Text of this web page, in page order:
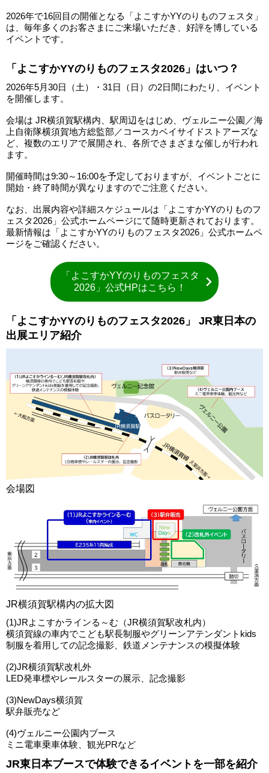
2026年で16回目の開催となる「よこすかYYのりものフェスタ」
は、毎年多くのお客さまにご来場いただき、好評を博している
イベントです。
「よこすかYYのりものフェスタ2026」はいつ？
2026年5月30日（土）・31日（日）の2日間にわたり、イベント
を開催します。
会場は JR横須賀駅構内、駅周辺をはじめ、ヴェルニー公園／海
上自衛隊横須賀地方総監部／コースカベイサイドストアーズな
ど、複数のエリアで展開され、各所でさまざまな催しが行われ
ます。
開催時間は9:30～16:00を予定しておりますが、イベントごとに
開始・終了時間が異なりますのでご注意ください。
なお、出展内容や詳細スケジュールは「よこすかYYのりものフ
ェスタ2026」公式ホームページにて随時更新されております。
最新情報は「よこすかYYのりものフェスタ2026」公式ホームペ
ージをご確認ください。
「よこすかYYのりものフェスタ
2026」公式HPはこちら！
「よこすかYYのりものフェスタ2026」 JR東日本の
出展エリア紹介
会場図
JR横須賀駅構内の拡大図
(1)JRよこすかラインる～む（JR横須賀駅改札内）
横須賀線の車内でこども駅長制服やグリーンアテンダントkids
制服を着用しての記念撮影、鉄道メンテナンスの模擬体験
(2)JR横須賀駅改札外
LED発車標やレールスターの展示、記念撮影
(3)NewDays横須賀
駅弁販売など
(4)ヴェルニー公園内ブース
ミニ電車乗車体験、観光PRなど
JR東日本ブースで体験できるイベントを一部を紹介